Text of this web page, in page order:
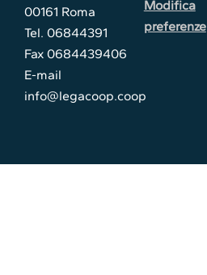
00161 Roma
Tel. 06844391
Fax 0684439406
E-mail
info@legacoop.coop
Modifica
preferenze